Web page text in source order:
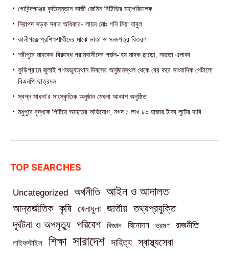
গোবিন্দগঞ্জের কৃতিসন্তান কাজী জেসিন বিটিভির মহাপরিচালক
নিরাপদ সড়ক সবার অধিকার- লায়ন মোঃ গনি মিয়া বাবুল
কালীগঞ্জে প্রশিক্ষণার্থীদের মাঝে ভাতা ও সনদপত্র বিতরণ
শ্রীপুরে মাদকের বিরুদ্ধে গ্রামবাসীদের গর্জন-‘হয় মাদক ছাড়ো, নয়তো এলাকা
কুড়িগ্রামে জুলাই গণঅভ্যুত্থান দিবসের অনুষ্ঠানস্থল থেকে বের করে সাংবাদিক পেটালো
বিএনপি-ছাত্রদল
স্বপ্ন সাধনা’র সাংস্কৃতিক অনুষ্ঠান মেঘলা আকাশ অনুষ্ঠিত
মধুপুরে বৃদ্ধকে পিটিয়ে আহতের অভিযোগ, নগদ ১ লাখ ৮০ হাজার টাকা লুটের দাবি
TOP SEARCHES
Uncategorized অর্থনীতি আইন ও আদালত
আন্তর্জাতিক কৃষি খেলাধুলা জাতীয় তথ্যপ্রযুক্তি
দূর্ঘটনা ও অপমৃত্যু পরিবেশ বিজ্ঞান বিনোদন ভ্রমণ রাজনীতি
লাইফস্টাইল শিক্ষা সারাদেশ সাহিত্য স্বাস্থ্যসেবা